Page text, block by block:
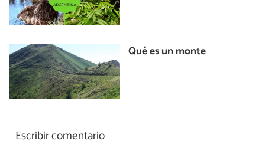
Qué es un monte
Escribir comentario